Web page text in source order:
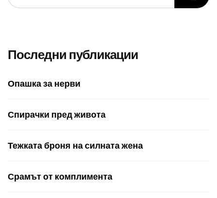
Последни публикации
Опашка за нерви
Спирачки пред живота
Тежката броня на силната жена
Срамът от комплимента